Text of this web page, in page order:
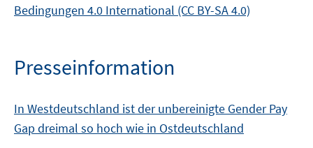
Bedingungen 4.0 International (CC BY-SA 4.0)
Presseinformation
In Westdeutschland ist der unbereinigte Gender Pay
Gap dreimal so hoch wie in Ostdeutschland